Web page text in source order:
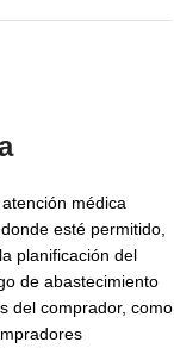
médica
esté permitido,
planificación del
de abastecimiento
del comprador, como